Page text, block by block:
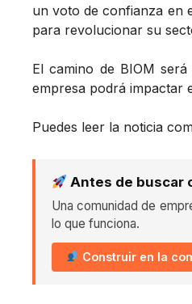
un voto de confianza en
para revolucionar su
El camino de BIOM
empresa podrá impactar
Puedes leer la noticia
Antes de buscar
Una comunidad de
lo que funciona.
Construir en la